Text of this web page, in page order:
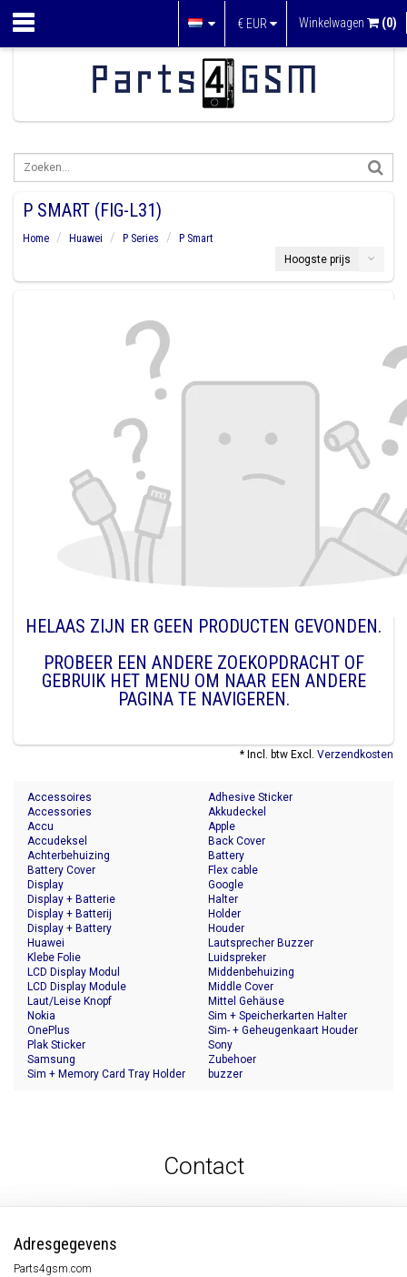
€ EUR Winkelwagen (0)
P SMART (FIG-L31)
Home Huawei P Series
P Smart
Hoogste prijs
HELAAS ZIJN ER GEEN PRODUCTEN GEVONDEN.
PROBEER EEN ANDERE ZOEKOPDRACHT OF
GEBRUIK HET MENU OM NAAR EEN ANDERE
PAGINA TE NAVIGEREN.
* Incl. btw Excl. Verzendkosten
Accessoires
Accessories
Accu
Accudeksel
Achterbehuizing
Adhesive Sticker
Akkudeckel
Apple
Back Cover
Battery
Battery Cover
Display
Display + Batterie
Display + Batterij
Display + Battery
Flex cable
Google
Halter
Holder
Houder
Huawei
Klebe Folie
LCD Display Modul
LCD Display Module
Laut/Leise Knopf
Lautsprecher Buzzer
Luidspreker
Middenbehuizing
Middle Cover
Mittel Gehäuse
Nokia
OnePlus
Plak Sticker
Samsung
Sim + Memory Card Tray Holder
Sim + Speicherkarten Halter
Sim- + Geheugenkaart Houder
Sony
Zubehoer
buzzer
Contact
Adresgegevens
Parts4gsm.com